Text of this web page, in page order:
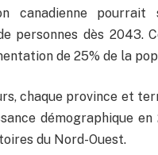
canadienne
personnes dès 2043.
de 25% de la
chaque province et
démographique en
du Nord-Ouest.